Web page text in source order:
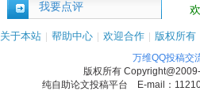
我要点评
关于本站 | 帮助中心 | 欢迎合作 | 版权所有
万维QQ投稿交
版权所有
纯自助论文投稿平台 E-mail：